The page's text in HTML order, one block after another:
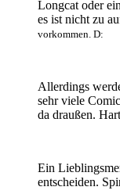
Longcat oder
es ist nicht zu
vorkommen. D:
Allerdings
sehr viele
da draußen.
Ein
entscheiden.